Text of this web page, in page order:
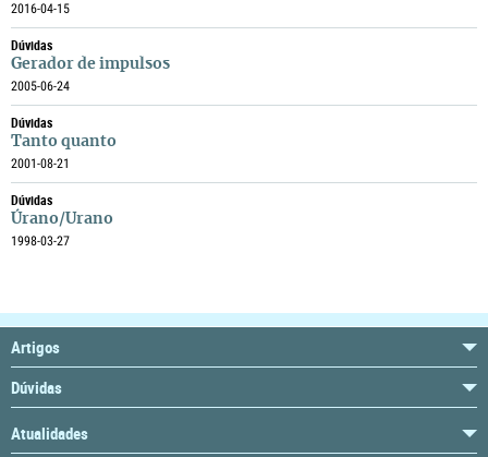
2016-04-15
Dúvidas
Gerador de impulsos
2005-06-24
Dúvidas
Tanto quanto
2001-08-21
Dúvidas
Úrano/Urano
1998-03-27
Artigos
Dúvidas
Atualidades